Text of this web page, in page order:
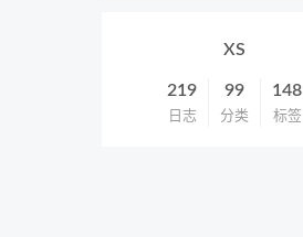
XS
219
日志
99
分类
148
标签